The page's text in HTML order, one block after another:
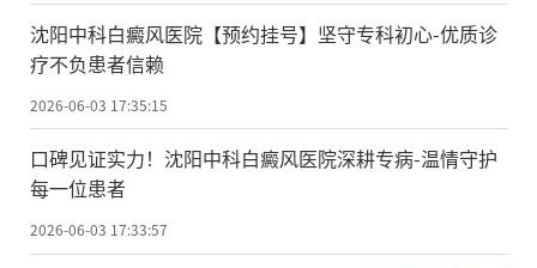
沈阳中科白癜风医院【预约挂号】坚守专科初心-优质诊
疗不负患者信赖
2026-06-03 17:35:15
口碑见证实力！沈阳中科白癜风医院深耕专病-温情守护
每一位患者
2026-06-03 17:33:57